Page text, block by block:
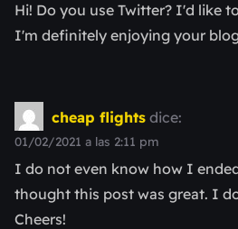
Hi! Do you use Twitter? I'd like
I'm definitely enjoying your
cheap flights dice:
01/02/2021 a las 2:11 pm
I do not even know how I
thought this post was great. I
Cheers!